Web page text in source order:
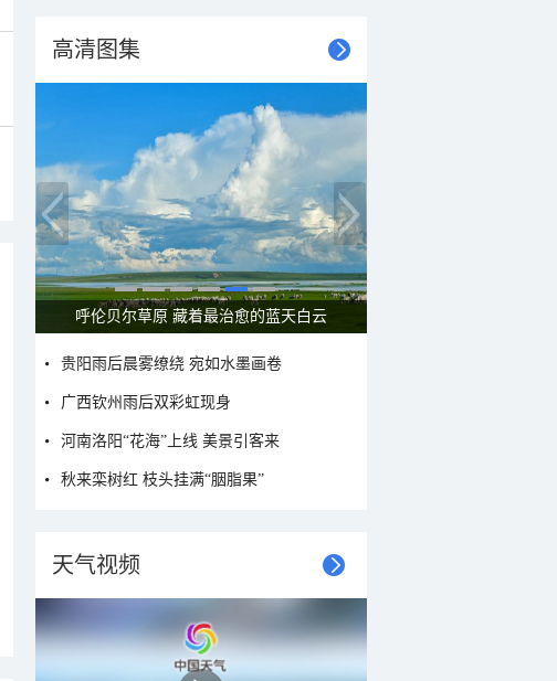
高清图集
呼伦贝尔草原 藏着最治愈的蓝天白云
贵阳雨后晨雾缭绕 宛如水墨画卷
广西钦州雨后双彩虹现身
河南洛阳“花海”上线 美景引客来
秋来栾树红 枝头挂满“胭脂果”
天气视频